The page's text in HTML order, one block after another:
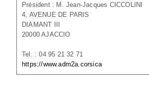
Président : M. Jean-Jacques CICCOLINI
4, AVENUE DE PARIS
DIAMANT III
20000 AJACCIO
Tel. : 04 95 21 32 71
https://www.adm2a.corsica